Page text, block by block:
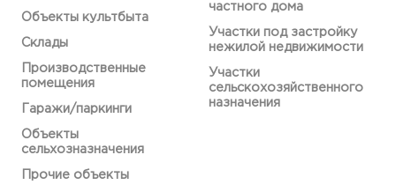
Объекты культбыта
Склады
Производственные
помещения
Гаражи/паркинги
Объекты
сельхозназначения
Прочие объекты
частного дома
Участки под застройку
нежилой недвижимости
Участки
сельскохозяйственного
назначения